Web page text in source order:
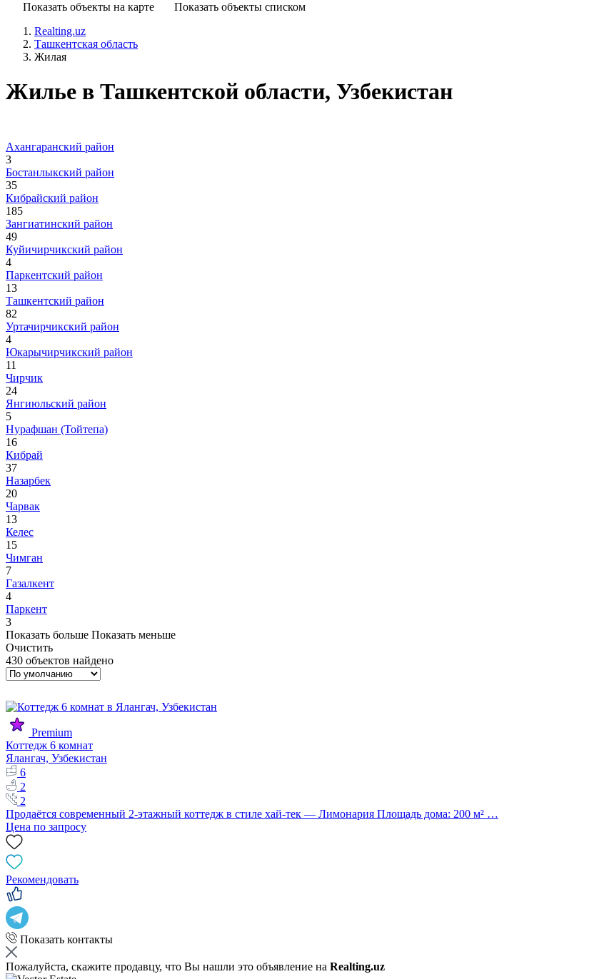
Показать объекты на карте
Показать объекты списком
Realting.uz
Ташкентская область
Жилая
Жилье в Ташкентской области, Узбекистан
Ахангаранский район
3
Бостанлыкский район
35
Кибрайский район
185
Зангиатинский район
49
Куйичирчикский район
4
Паркентский район
13
Ташкентский район
82
Уртачирчикский район
4
Юкарычирчикский район
11
Чирчик
24
Янгиюльский район
5
Нурафшан (Тойтепа)
16
Кибрай
37
Назарбек
20
Чарвак
13
Келес
15
Чимган
7
Газалкент
4
Паркент
3
Показать больше Показать меньше
Очистить
430 объектов найдено
Premium
Коттедж 6 комнат
Ялангач, Узбекистан
6
2
2
Продаётся современный 2-этажный коттедж в стиле хай-тек — Лимонария Площадь дома: 200 м² …
Цена по запросу
Рекомендовать
Показать контакты
Пожалуйста, скажите продавцу, что Вы нашли это объявление на Realting.uz